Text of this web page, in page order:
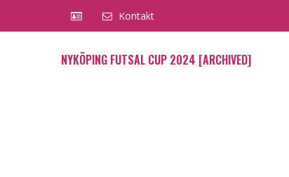
Kontakt
NYKÖPING FUTSAL CUP 2024 [ARCHIVED]